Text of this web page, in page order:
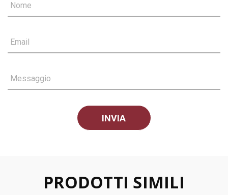
Nome
Email
Messaggio
PRODOTTI SIMILI